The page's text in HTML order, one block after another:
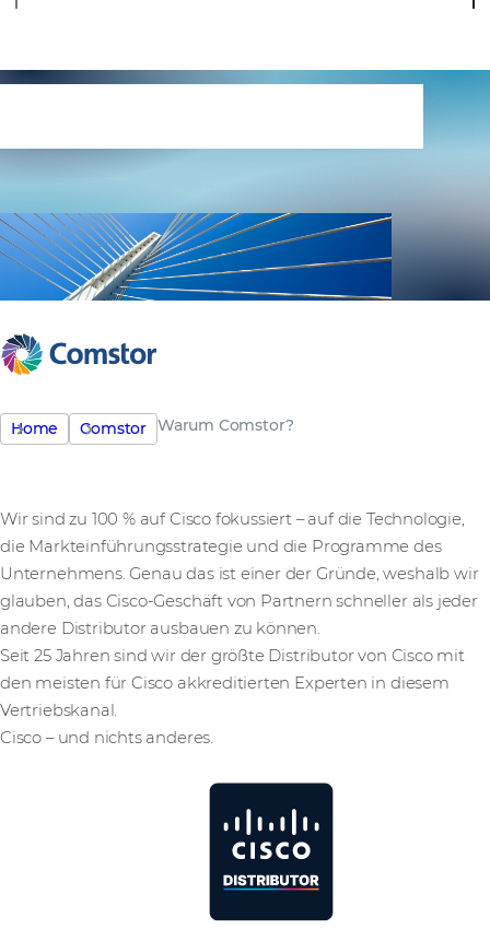
Home Comstor Warum Comstor?
Wir sind zu 100 % auf Cisco fokussiert – auf die Technologie,
die Markteinführungsstrategie und die Programme des
Unternehmens. Genau das ist einer der Gründe, weshalb wir
glauben, das Cisco-Geschäft von Partnern schneller als jeder
andere Distributor ausbauen zu können.
Seit 25 Jahren sind wir der größte Distributor von Cisco mit
den meisten für Cisco akkreditierten Experten in diesem
Vertriebskanal.
Cisco – und nichts anderes.